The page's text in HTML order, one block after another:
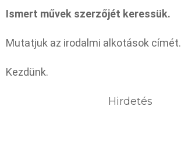
Ismert művek szerzőjét keressük.
Mutatjuk az irodalmi alkotások címét.
Kezdünk.
Hirdetés